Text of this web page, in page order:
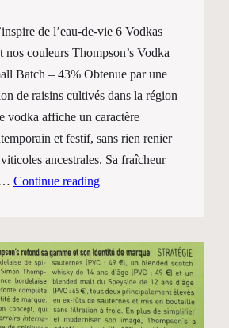
de l’eau-de-vie 6 Vodkas
nos couleurs Thompson’s Vodka
Batch – 43% Obtenue par une
de raisins cultivés dans la région
vodka affiche un caractère
et festif, sans rien renier
ancestrales. Sa fraîcheur
Continue reading